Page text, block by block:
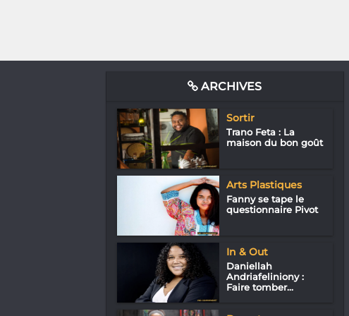
ARCHIVES
Sortir
Trano Feta : La
maison du bon goût
Arts Plastiques
Fanny se tape le
questionnaire Pivot
In & Out
Daniellah
Andriafeliniony :
Faire tomber...